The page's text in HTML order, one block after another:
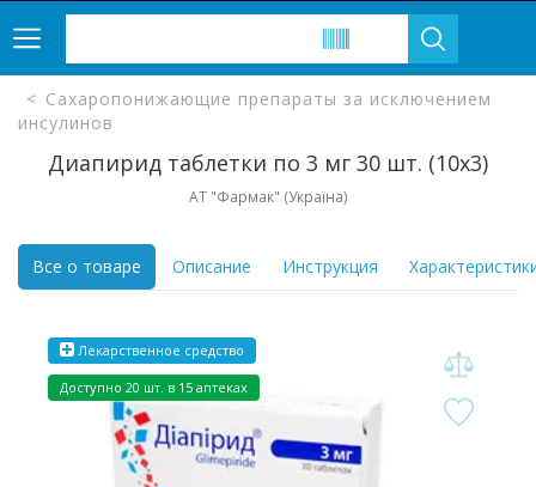
Сахаропонижающие препараты за исключением
инсулинов
Диапирид таблетки по 3 мг 30 шт. (10х3)
АТ "Фармак" (Україна)
Все о товаре Описание Инструкция
Лекарственное средство
Доступно 20 шт. в 15 аптеках